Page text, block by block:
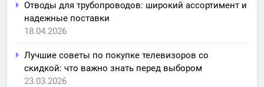
Отводы для трубопроводов: широкий ассортимент и
надежные поставки
18.04.2026
Лучшие советы по покупке телевизоров со
скидкой: что важно знать перед выбором
23.03.2026